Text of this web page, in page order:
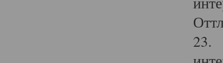
23.